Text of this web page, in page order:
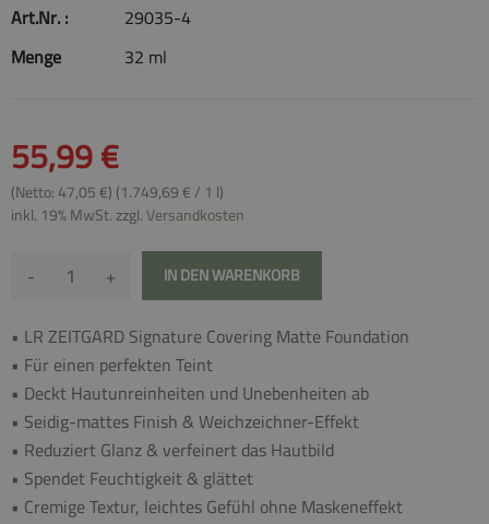
Art.Nr. :
29035-4
Menge
32 ml
55,99 €
(Netto: 47,05 €) (1.749,69 € / 1 l)
inkl. 19% MwSt. zzgl.Versandkosten
- + IN DEN WARENKORB
• LR ZEITGARD Signature Covering Matte Foundation
• Für einen perfekten Teint
• Deckt Hautunreinheiten und Unebenheiten ab
• Seidig-mattes Finish & Weichzeichner-Effekt
• Reduziert Glanz & verfeinert das Hautbild
• Spendet Feuchtigkeit & glättet
• Cremige Textur, leichtes Gefühl ohne Maskeneffekt